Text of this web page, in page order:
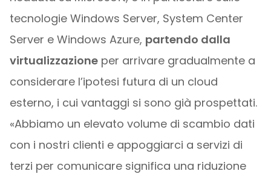
tecnologie Windows Server, System Center
Server e Windows Azure, partendo dalla
virtualizzazioneper arrivare gradualmente a
considerare l’ipotesi futura di un cloud
esterno, i cui vantaggi si sono già prospettati.
«Abbiamo un elevato volume di scambio dati
con i nostri clienti e appoggiarci a servizi di
terzi per comunicare significa una riduzione